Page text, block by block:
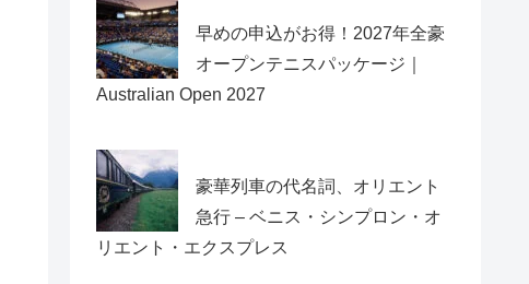
早めの申込がお得！2027年全豪
オープンテニスパッケージ｜
Australian Open 2027
豪華列車の代名詞、オリエント
急行 – ベニス・シンプロン・オ
リエント・エクスプレス